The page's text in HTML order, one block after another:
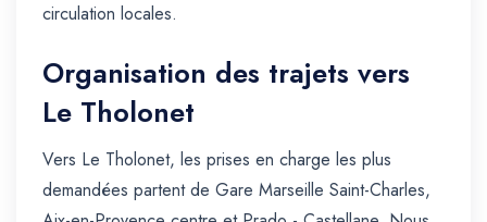
circulation locales.
Organisation des trajets vers
Le Tholonet
Vers Le Tholonet, les prises en charge les plus
demandées partent de Gare Marseille Saint-Charles,